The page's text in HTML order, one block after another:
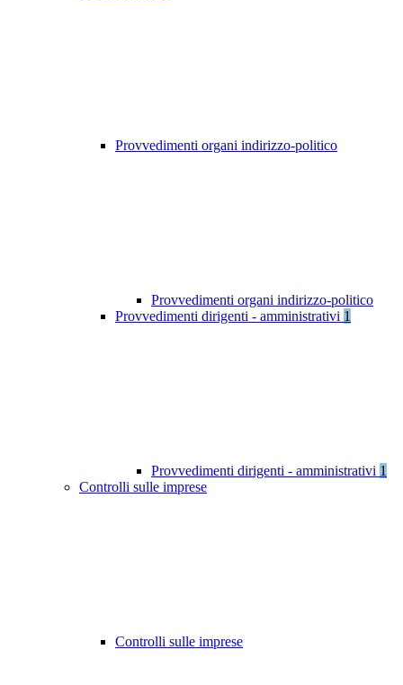
Provvedimenti organi indirizzo-politico
Provvedimenti organi indirizzo-politico
Provvedimenti dirigenti - amministrativi 1
Provvedimenti dirigenti - amministrativi 1
Controlli sulle imprese
Controlli sulle imprese